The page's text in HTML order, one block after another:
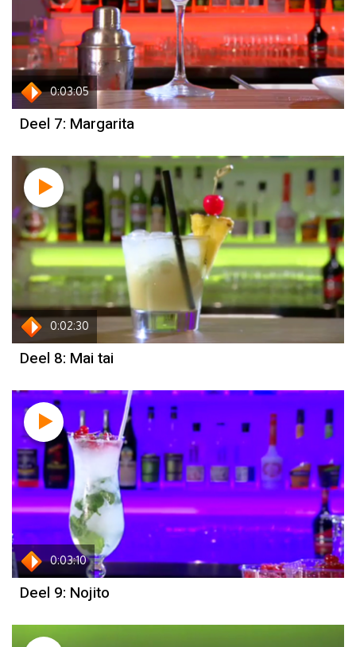
0:03:05
Deel 7: Margarita
0:02:30
Deel 8: Mai tai
0:03:10
Deel 9: Nojito